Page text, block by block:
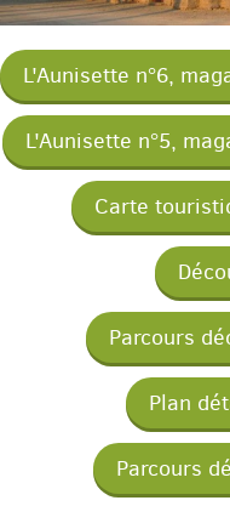
L'Aunisette n°6,
L'Aunisette n°5,
Carte
Parcours
Plan
Parcours